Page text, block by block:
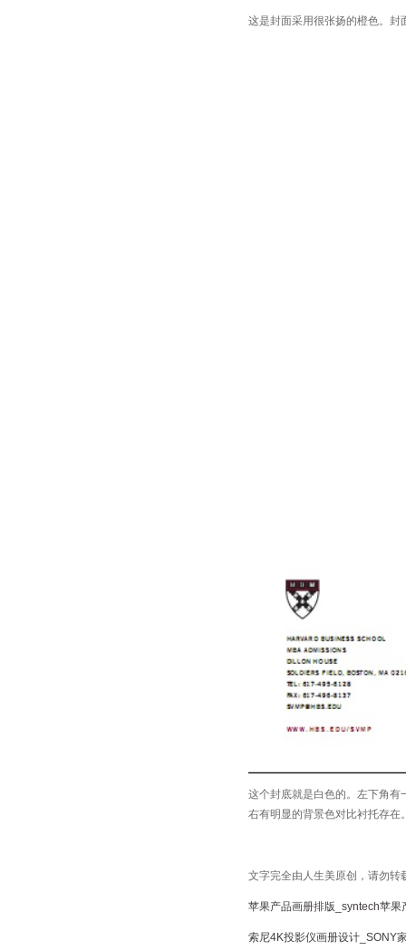
这是封面采用很张扬的橙色。封
这个封底就是白色的。左下角
右有明显的背景色对比衬托存在
文字完全由人生美原创，请勿转
苹果产品画册排版_syntech苹
索尼4K投影仪画册设计_SONY